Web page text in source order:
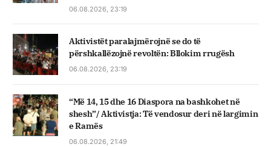
06.08.2026, 23:19
Aktivistët paralajmërojnë se do të
përshkallëzojnë revoltën: Bllokim rrugësh
06.08.2026, 23:19
“Më 14, 15 dhe 16 Diaspora na bashkohet në
shesh”/ Aktivistja: Të vendosur deri në largimin
e Ramës
06.08.2026, 21:49